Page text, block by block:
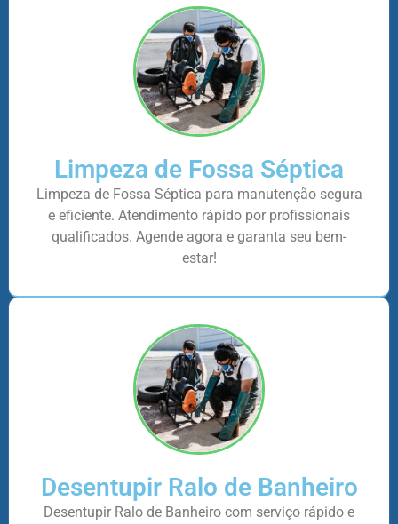
Limpeza de Fossa Séptica
Limpeza de Fossa Séptica para manutenção segura
e eficiente. Atendimento rápido por profissionais
qualificados. Agende agora e garanta seu bem-
estar!
Desentupir Ralo de Banheiro
Desentupir Ralo de Banheiro com serviço rápido e